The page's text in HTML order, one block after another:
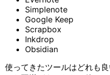
Simplenote
Google Keep
Scrapbox
Inkdrop
Obsidian
使ってきたツールはどれも